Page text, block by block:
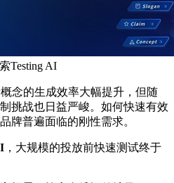
Testing AI
念的生成效率大幅提升，但随
挑战也日益严峻。如何快速有效
牌普遍面临的刚性需求。
，大规模的投放前快速测试终于